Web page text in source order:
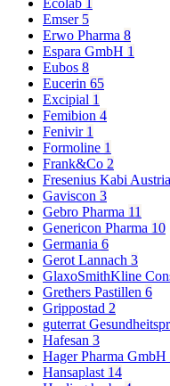
Ecolab 1
Emser 5
Erwo Pharma 8
Espara GmbH 1
Eubos 8
Eucerin 65
Excipial 1
Femibion 4
Fenivir 1
Formoline 1
Frank&Co 2
Fresenius Kabi Austria
Gaviscon 3
Gebro Pharma 11
Genericon Pharma 10
Germania 6
Gerot Lannach 3
GlaxoSmithKline
Grethers Pastillen 6
Grippostad 2
guterrat
Hafesan 3
Hager Pharma GmbH
Hansaplast 14